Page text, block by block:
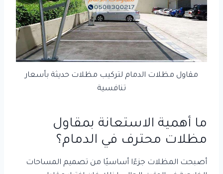
مقاول مظلات الدمام لتركيب مظلات حديثة بأسعار
تنافسية
ما أهمية الاستعانة بمقاول
مظلات محترف في الدمام؟
أصبحت المظلات جزءًا أساسيًا من تصميم المساحات